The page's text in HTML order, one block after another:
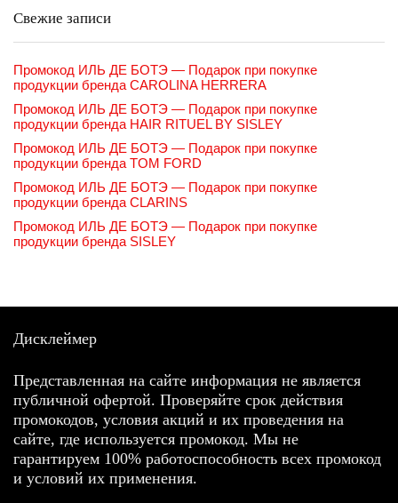
Свежие записи
Промокод ИЛЬ ДЕ БОТЭ — Подарок при покупке
продукции бренда CAROLINA HERRERA
Промокод ИЛЬ ДЕ БОТЭ — Подарок при покупке
продукции бренда HAIR RITUEL BY SISLEY
Промокод ИЛЬ ДЕ БОТЭ — Подарок при покупке
продукции бренда TOM FORD
Промокод ИЛЬ ДЕ БОТЭ — Подарок при покупке
продукции бренда CLARINS
Промокод ИЛЬ ДЕ БОТЭ — Подарок при покупке
продукции бренда SISLEY
Дисклеймер
Представленная на сайте информация не является
публичной офертой. Проверяйте срок действия
промокодов, условия акций и их проведения на
сайте, где используется промокод. Мы не
гарантируем 100% работоспособность всех промокод
и условий их применения.